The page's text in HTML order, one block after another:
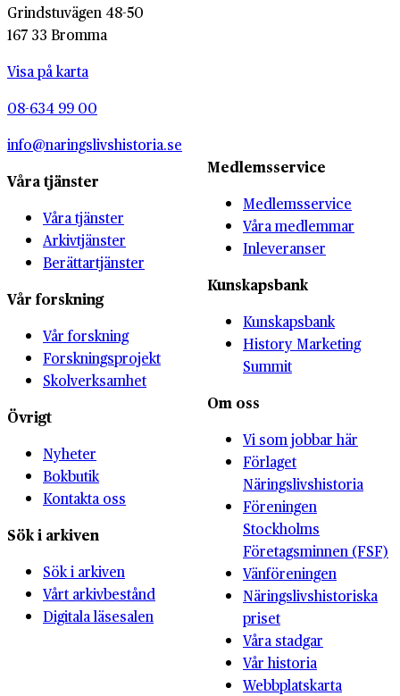
Grindstuvägen 48-50
167 33 Bromma
Visa på karta
08-634 99 00
info@naringslivshistoria.se
Våra tjänster
Våra tjänster
Arkivtjänster
Berättartjänster
Vår forskning
Vår forskning
Forskningsprojekt
Skolverksamhet
Övrigt
Nyheter
Bokbutik
Kontakta oss
Sök i arkiven
Sök i arkiven
Vårt arkivbestånd
Digitala läsesalen
Medlemsservice
Medlemsservice
Våra medlemmar
Inleveranser
Kunskapsbank
Kunskapsbank
History Marketing
Summit
Om oss
Vi som jobbar här
Förlaget
Näringslivshistoria
Föreningen
Stockholms
Företagsminnen (FSF)
Vänföreningen
Näringslivshistoriska
priset
Våra stadgar
Vår historia
Webbplatskarta